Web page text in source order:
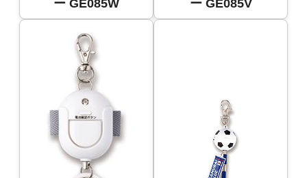
ー GE085W
ー GE085V